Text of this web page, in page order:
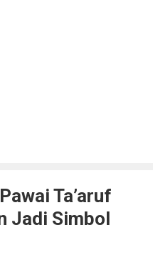
Ta’aruf
Jadi Simbol